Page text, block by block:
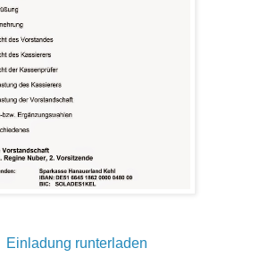
Einladung runterladen